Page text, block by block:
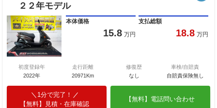
２２年モデル
本体価格
15.8 万円
支払総額
18.8 万円
初度登録年
2022年
走行距離
20971Km
修復歴
なし
車検/自賠責
自賠責保険無し
1分で完了！
【無料】見積・在庫確認
【無料】電話問い合わせ